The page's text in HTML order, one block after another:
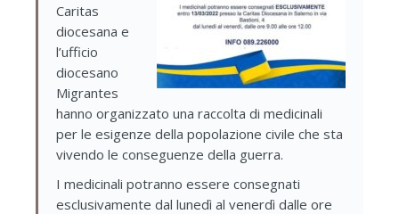
Caritas
diocesana e
l’ufficio
diocesano
Migrantes
hanno organizzato una raccolta di medicinali
per le esigenze della popolazione civile che sta
vivendo le conseguenze della guerra.
I medicinali potranno essere consegnati
esclusivamente dal lunedì al venerdì dalle ore